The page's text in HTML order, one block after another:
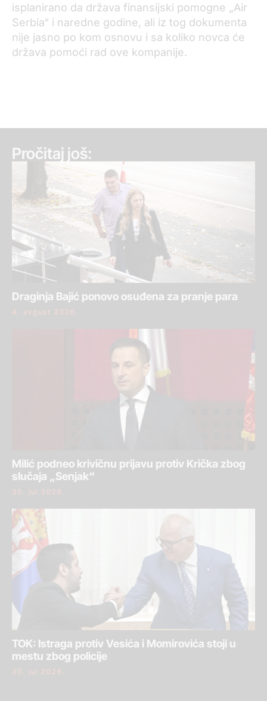
isplanirano da država finansijski pomogne „Air
Serbia“ i naredne godine, ali iz tog dokumenta
nije jasno po kom osnovu i sa koliko novca će
država pomoći rad ove kompanije.
Pročitaj još:
Draginja Bajić ponovo osuđena za pranje para
4. avgust 2026.
Milić podneo krivičnu prijavu protiv Krička zbog
slučaja „Senjak“
30. jul 2026.
TOK: Istraga protiv Vesića i Momirovića stoji u
mestu zbog policije
30. jul 2026.